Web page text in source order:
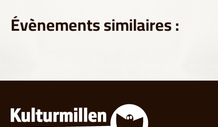
Évènements similaires :